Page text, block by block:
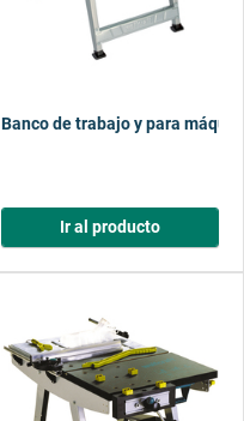
Banco de trabajo y para
Ir al producto